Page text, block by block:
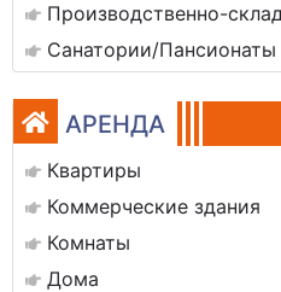
Производственно-
Санатории/Пансионаты
АРЕНДА
Квартиры
Коммерческие здания
Комнаты
Дома